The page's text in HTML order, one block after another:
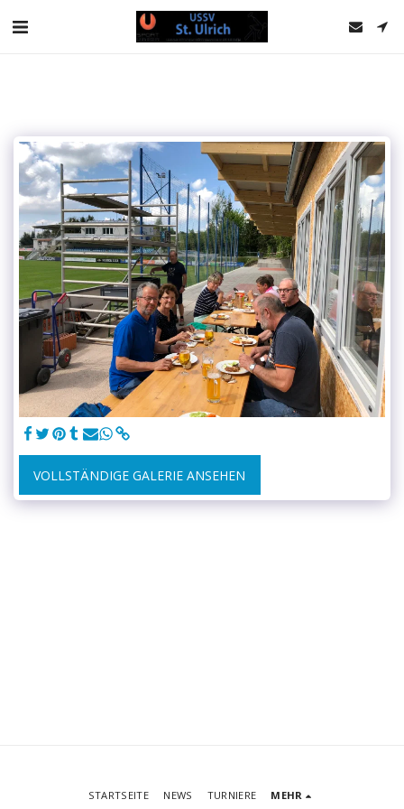
VOLLSTÄNDIGE GALERIE ANSEHEN
STARTSEITE NEWS TURNIERE MEHR